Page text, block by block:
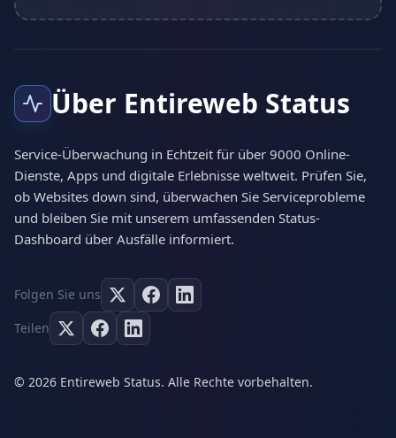
Über Entireweb Status
Service-Überwachung in Echtzeit für über 9000 Online-
Dienste, Apps und digitale Erlebnisse weltweit. Prüfen Sie,
ob Websites down sind, überwachen Sie Serviceprobleme
und bleiben Sie mit unserem umfassenden Status-
Dashboard über Ausfälle informiert.
Folgen Sie uns
Teilen
© 2026 Entireweb Status. Alle Rechte vorbehalten.